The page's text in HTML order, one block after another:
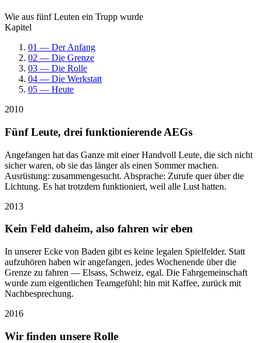
Wie aus fünf Leuten ein Trupp wurde
Kapitel
01 — Der Anfang
02 — Die Grenze
03 — Die Rolle
04 — Die Werkstatt
05 — Heute
2010
Fünf Leute, drei funktionierende AEGs
Angefangen hat das Ganze mit einer Handvoll Leute, die sich nicht
sicher waren, ob sie das länger als einen Sommer machen.
Ausrüstung: zusammengesucht. Absprache: Zurufe quer über die
Lichtung. Es hat trotzdem funktioniert, weil alle Lust hatten.
2013
Kein Feld daheim, also fahren wir eben
In unserer Ecke von Baden gibt es keine legalen Spielfelder. Statt
aufzuhören haben wir angefangen, jedes Wochenende über die
Grenze zu fahren — Elsass, Schweiz, egal. Die Fahrgemeinschaft
wurde zum eigentlichen Teamgefühl: hin mit Kaffee, zurück mit
Nachbesprechung.
2016
Wir finden unsere Rolle